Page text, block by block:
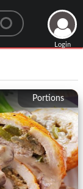
Login
Portions